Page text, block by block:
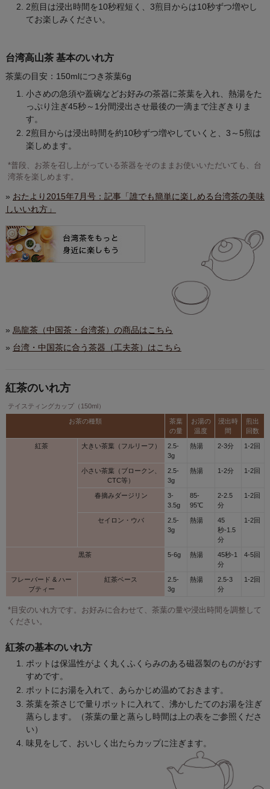
2煎目は浸出時間を10秒程短く、3煎目からは10秒ずつ増やし
てお楽しみください。
台湾高山茶 基本のいれ方
茶葉の目安：150mlにつき茶葉6g
小さめの急須や蓋碗などお好みの茶器に茶葉を入れ、熱湯をた
っぷり注ぎ45秒～1分間浸出させ最後の一滴まで注ぎきりま
す。
2煎目からは浸出時間を約10秒ずつ増やしていくと、3～5煎は
楽しめます。
*普段、お茶を召し上がっている茶器をそのままお使いいただいても、台
湾茶を楽しめます。
» おたより2015年7月号：記事「誰でも簡単に楽しめる台湾茶の美味
しいいれ方」
» 烏龍茶（中国茶・台湾茶）の商品はこちら
» 台湾・中国茶に合う茶器（工夫茶）はこちら
紅茶のいれ方
テイスティングカップ（150ml）
お茶の種類
茶葉
の量
お湯の
温度
浸出時
間
煎出
回数
紅茶 大きい茶葉（フルリーフ）
2.5-
3g
熱湯 2-3分 1-2回
小さい茶葉（ブロークン、
CTC等）
2.5-
3g
熱湯 1-2分 1-2回
春摘みダージリン
3-
3.5g
85-
95℃
2-2.5
分
1-2回
セイロン・ウバ
2.5-
3g
熱湯
45
秒-1.5
分
1-2回
黒茶 5-6g 熱湯
45秒-1
分
4-5回
フレーバード & ハー
ブティー
紅茶ベース
2.5-
3g
熱湯
2.5-3
分
1-2回
*目安のいれ方です。お好みに合わせて、茶葉の量や浸出時間を調整して
ください。
紅茶の基本のいれ方
ポットは保温性がよく丸くふくらみのある磁器製のものがおす
すめです。
ポットにお湯を入れて、あらかじめ温めておきます。
茶葉を茶さじで量りポットに入れて、沸かしたてのお湯を注ぎ
蒸らします。（茶葉の量と蒸らし時間は上の表をご参照くださ
い）
味見をして、おいしく出たらカップに注ぎます。